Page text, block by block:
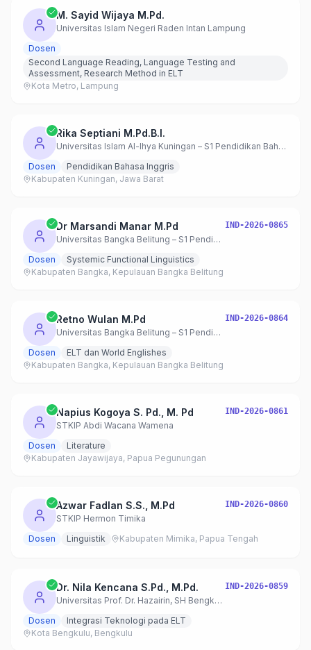
M. Sayid Wijaya M.Pd.
Universitas Islam Negeri Raden Intan Lampung
Dosen
Second Language Reading, Language Testing and
Assessment, Research Method in ELT
Kota Metro, Lampung
Rika Septiani M.Pd.B.I.
Universitas Islam Al-Ihya Kuningan – S1 Pendidikan Bahasa Inggris
Dosen
Pendidikan Bahasa Inggris
Kabupaten Kuningan, Jawa Barat
Dr Marsandi Manar M.Pd
Universitas Bangka Belitung – S1 Pendidikan Bahasa Inggris
IND-2026-0865
Dosen
Systemic Functional Linguistics
Kabupaten Bangka, Kepulauan Bangka Belitung
Retno Wulan M.Pd
Universitas Bangka Belitung – S1 Pendidikan Bahasa Inggris
IND-2026-0864
Dosen
ELT dan World Englishes
Kabupaten Bangka, Kepulauan Bangka Belitung
Napius Kogoya S. Pd., M. Pd
STKIP Abdi Wacana Wamena
IND-2026-0861
Dosen
Literature
Kabupaten Jayawijaya, Papua Pegunungan
Azwar Fadlan S.S., M.Pd
STKIP Hermon Timika
IND-2026-0860
Dosen Linguistik Kabupaten Mimika, Papua Tengah
Dr. Nila Kencana S.Pd., M.Pd.
Universitas Prof. Dr. Hazairin, SH Bengkulu
IND-2026-0859
Dosen
Integrasi Teknologi pada ELT
Kota Bengkulu, Bengkulu